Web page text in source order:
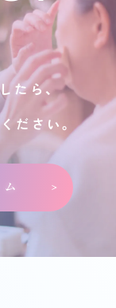
たら、
ださい。